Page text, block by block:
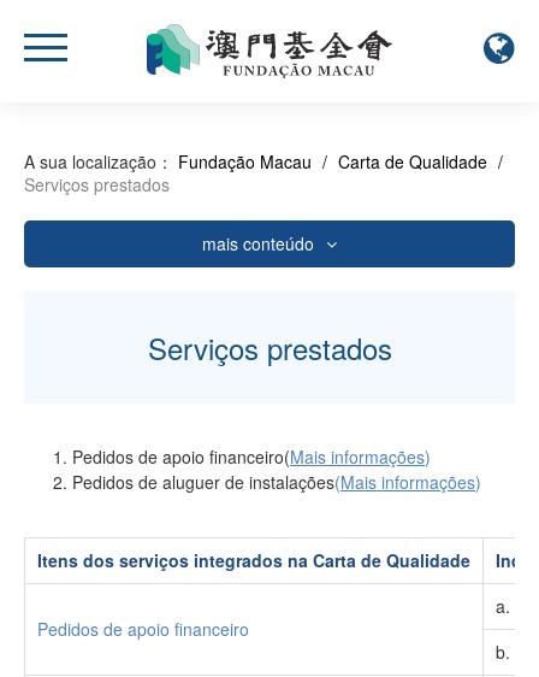
A sua localização： Fundação Macau / Carta de Qualidade /
Serviços prestados
mais conteúdo
Questionário de satisfação quanto aos serviços da
FM
Cumprimento dos indicadores de qualidade dos
Serviços prestados
Pedidos de apoio financeiro(Mais informações)
Pedidos de aluguer de instalações(Mais informações)
Itens dos serviços integrados na Carta de Qualidade
Pedidos de apoio financeiro
a.
b.